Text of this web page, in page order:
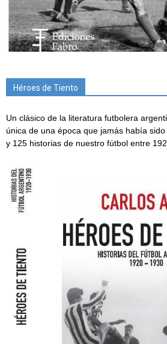
Héroes de Tiento
Un clásico de la literatura futbolera
única de una época que jamás había
y 125 historias de nuestro fútbol entre